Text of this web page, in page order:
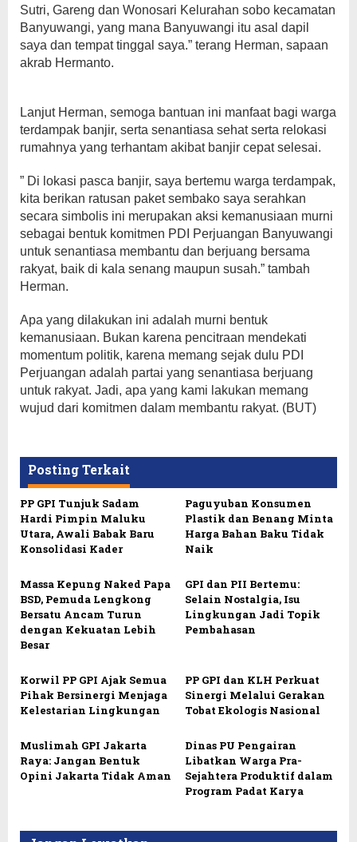
Sutri, Gareng dan Wonosari Kelurahan sobo kecamatan
Banyuwangi, yang mana Banyuwangi itu asal dapil
saya dan tempat tinggal saya.” terang Herman, sapaan
akrab Hermanto.
Lanjut Herman, semoga bantuan ini manfaat bagi warga
terdampak banjir, serta senantiasa sehat serta relokasi
rumahnya yang terhantam akibat banjir cepat selesai.
” Di lokasi pasca banjir, saya bertemu warga terdampak,
kita berikan ratusan paket sembako saya serahkan
secara simbolis ini merupakan aksi kemanusiaan murni
sebagai bentuk komitmen PDI Perjuangan Banyuwangi
untuk senantiasa membantu dan berjuang bersama
rakyat, baik di kala senang maupun susah.” tambah
Herman.
Apa yang dilakukan ini adalah murni bentuk
kemanusiaan. Bukan karena pencitraan mendekati
momentum politik, karena memang sejak dulu PDI
Perjuangan adalah partai yang senantiasa berjuang
untuk rakyat. Jadi, apa yang kami lakukan memang
wujud dari komitmen dalam membantu rakyat. (BUT)
Posting Terkait
PP GPI Tunjuk Sadam
Hardi Pimpin Maluku
Utara, Awali Babak Baru
Konsolidasi Kader
Paguyuban Konsumen
Plastik dan Benang Minta
Harga Bahan Baku Tidak
Naik
Massa Kepung Naked Papa
BSD, Pemuda Lengkong
Bersatu Ancam Turun
dengan Kekuatan Lebih
Besar
GPI dan PII Bertemu:
Selain Nostalgia, Isu
Lingkungan Jadi Topik
Pembahasan
Korwil PP GPI Ajak Semua
Pihak Bersinergi Menjaga
Kelestarian Lingkungan
PP GPI dan KLH Perkuat
Sinergi Melalui Gerakan
Tobat Ekologis Nasional
Muslimah GPI Jakarta
Raya: Jangan Bentuk
Opini Jakarta Tidak Aman
Dinas PU Pengairan
Libatkan Warga Pra-
Sejahtera Produktif dalam
Program Padat Karya